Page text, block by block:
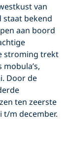
van
staat bekend
aan boord
stroming trekt
Door de
ten zeerste
t/m december.